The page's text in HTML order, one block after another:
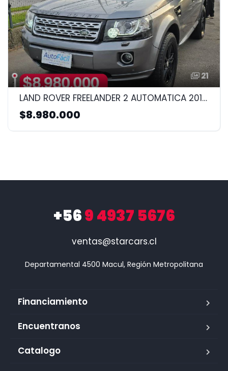
21
LAND ROVER FREELANDER 2 AUTOMATICA 2014 2.0CC
$8.980.000
+569 4937 5676
ventas@starcars.cl
Financiamiento
Encuentranos
Catalogo